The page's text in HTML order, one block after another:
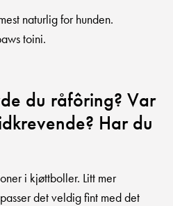
naturlig for hunden.
toini.
du råfôring? Var
Har du
i kjøttboller. Litt mer
det veldig fint med det